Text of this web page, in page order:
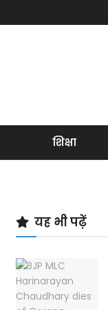
शिक्षा
यह भी पढ़ें